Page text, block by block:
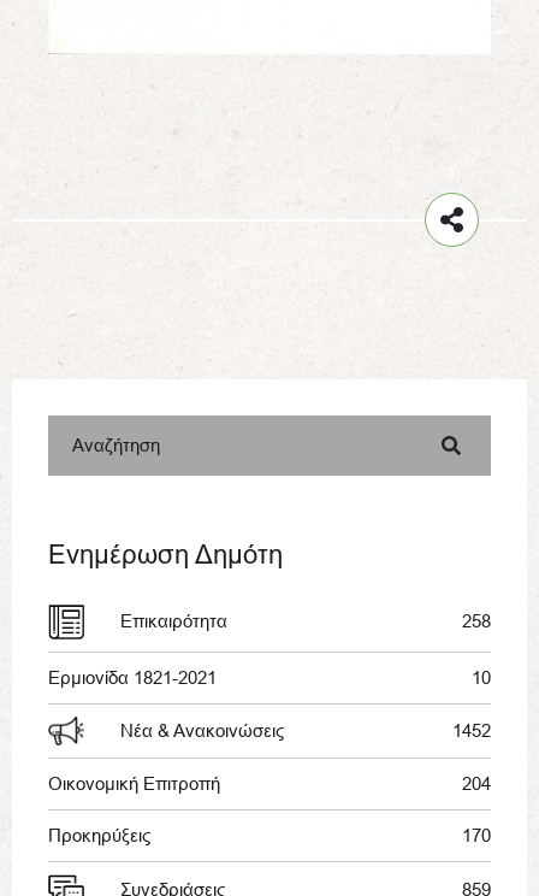
Αναζήτηση
Ενημέρωση Δημότη
Επικαιρότητα 258
Ερμιονίδα 1821-2021 10
Νέα & Ανακοινώσεις 1452
Οικονομική Επιτροπή 204
Προκηρύξεις 170
Συνεδριάσεις 859